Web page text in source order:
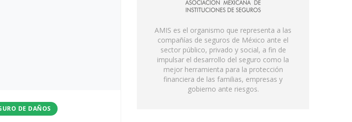
DE DAÑOS
AMIS es el organismo que representa a las
compañías de seguros de México ante el
sector público, privado y social, a fin de
impulsar el desarrollo del seguro como la
mejor herramienta para la protección
financiera de las familias, empresas y
gobierno ante riesgos.